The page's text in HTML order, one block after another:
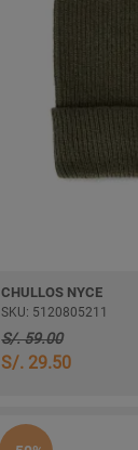
CHULLOS NYCE
SKU: 5120805211
S/. 59.00
S/. 29.50